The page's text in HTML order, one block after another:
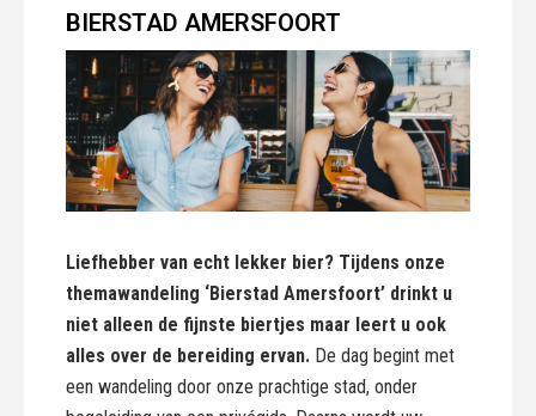
BIERSTAD AMERSFOORT
Liefhebber van echt lekker bier? Tijdens onze
themawandeling ‘Bierstad Amersfoort’ drinkt u
niet alleen de fijnste biertjes maar leert u ook
alles over de bereiding ervan. De dag begint met
een wandeling door onze prachtige stad, onder